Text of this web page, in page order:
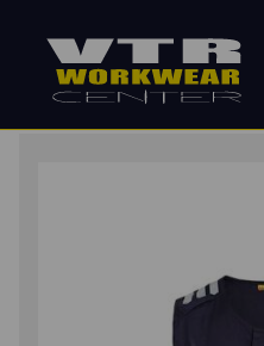
ETUSIVU/ YLÄOSAT/LIIVIT
LUONTAINEN PALOSUOJAUS